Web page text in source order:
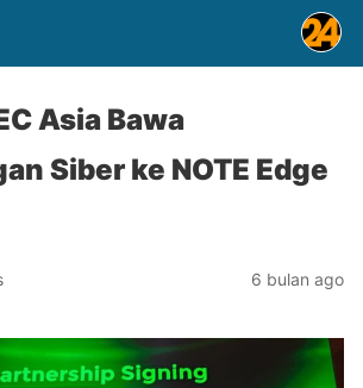
Asia Bawa
Siber ke NOTE Edge
6 bulan ago